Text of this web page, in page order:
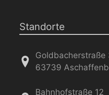
Standorte
Goldbacherstraße
63739
Bahnhofstraße 12